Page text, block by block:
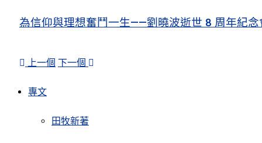
為信仰與理想奮鬥一生——劉曉波逝世 8 周年紀念
上一個 下一個
專文
田牧新著